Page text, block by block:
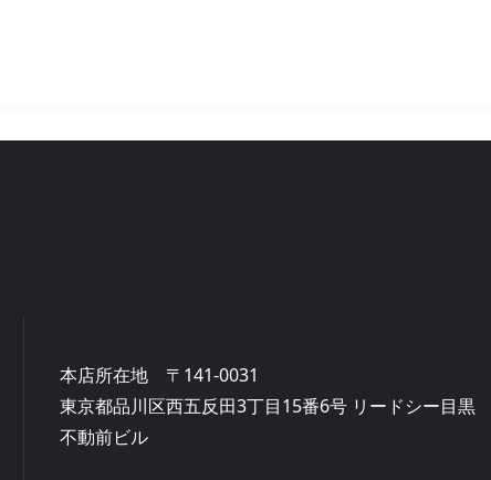
本店所在地 〒141-0031
東京都品川区西五反田3丁目15番6号 リードシー目黒
不動前ビル